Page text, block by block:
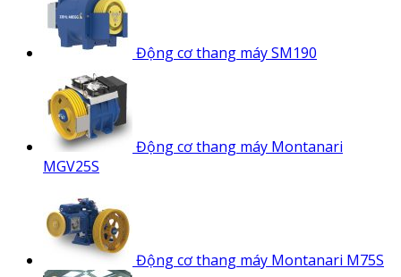
Động cơ thang máy SM190
Động cơ thang máy Montanari
MGV25S
Động cơ thang máy Montanari M75S